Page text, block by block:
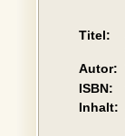
Titel:
Autor:
ISBN:
Inhalt: